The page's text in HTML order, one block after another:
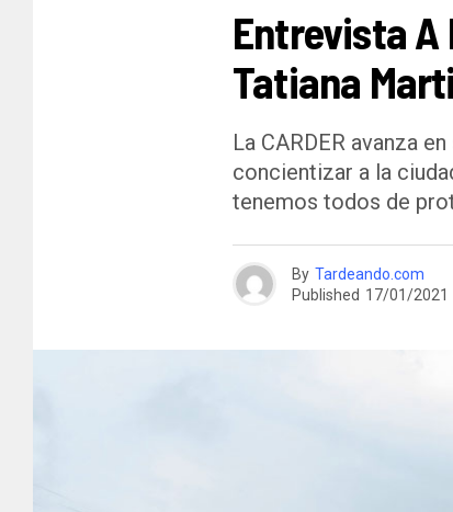
Entrevista A
Tatiana
La CARDER avanza
concientizar a la
tenemos todos de
By Tardeando.com
Published 17/01/2021